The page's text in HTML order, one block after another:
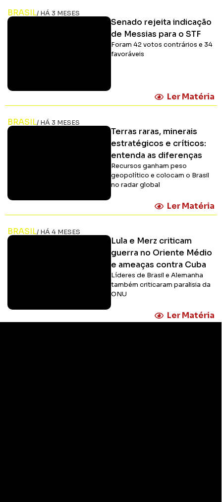
BRASIL/ HÁ 3 MESES
Senado rejeita indicação
de Messias para o STF
Foram 42 votos contrários e 34
favoráveis
Ler Matéria
BRASIL/ HÁ 3 MESES
Terras raras, minerais
estratégicos e críticos:
entenda as diferenças
Recursos ganham peso
geopolítico e colocam o Brasil
no radar global
Ler Matéria
BRASIL/ HÁ 4 MESES
Lula e Merz criticam
guerra no Oriente Médio
e ameaças contra Cuba
Líderes de Brasil e Alemanha
também criticaram paralisia da
ONU
Ler Matéria